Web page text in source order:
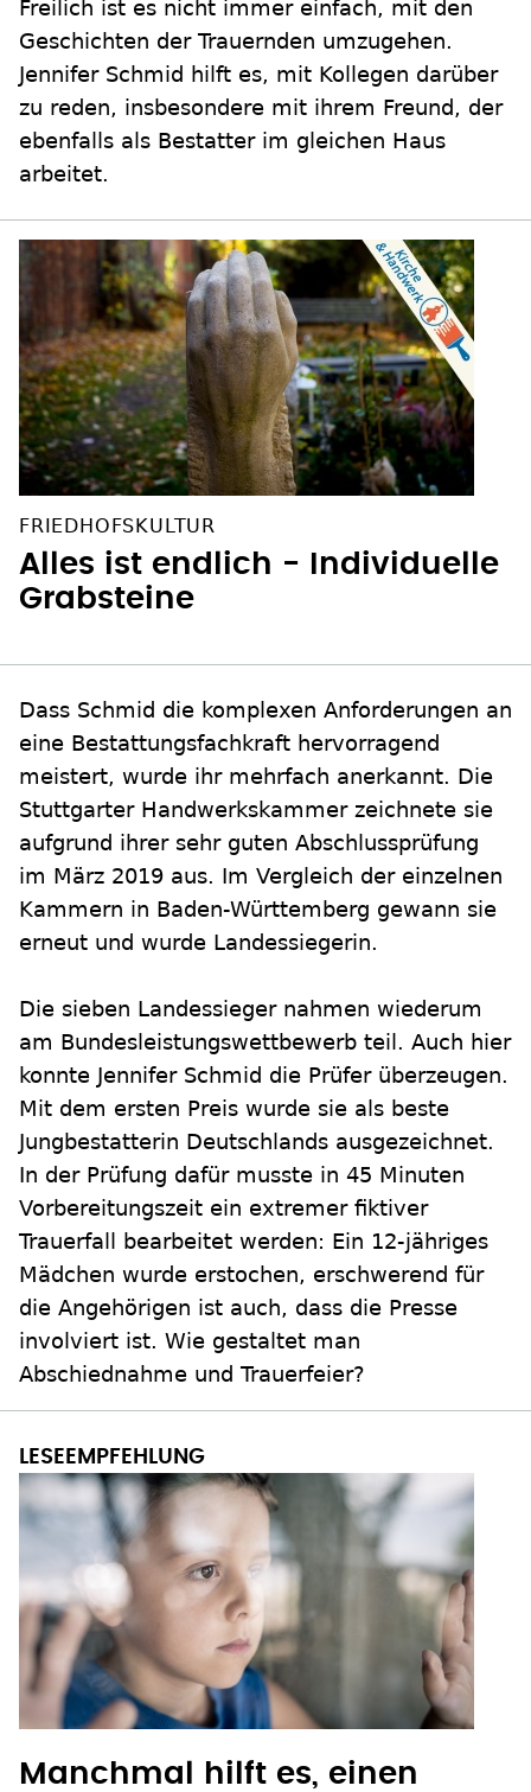
Freilich ist es nicht immer einfach, mit den
Geschichten der Trauernden umzugehen.
Jennifer Schmid hilft es, mit Kollegen darüber
zu reden, insbesondere mit ihrem Freund, der
ebenfalls als Bestatter im gleichen Haus
arbeitet.
FRIEDHOFSKULTUR
Alles ist endlich - Individuelle
Grabsteine
Dass Schmid die komplexen Anforderungen an
eine Bestattungsfachkraft hervorragend
meistert, wurde ihr mehrfach anerkannt. Die
Stuttgarter Handwerkskammer zeichnete sie
aufgrund ihrer sehr guten Abschlussprüfung
im März 2019 aus. Im Vergleich der einzelnen
Kammern in Baden-Württemberg gewann sie
erneut und wurde Landessiegerin.
Die sieben Landessieger nahmen wiederum
am Bundesleistungswettbewerb teil. Auch hier
konnte Jennifer Schmid die Prüfer überzeugen.
Mit dem ersten Preis wurde sie als beste
Jungbestatterin Deutschlands ausgezeichnet.
In der Prüfung dafür musste in 45 Minuten
Vorbereitungszeit ein extremer fiktiver
Trauerfall bearbeitet werden: Ein 12-jähriges
Mädchen wurde erstochen, erschwerend für
die Angehörigen ist auch, dass die Presse
involviert ist. Wie gestaltet man
Abschiednahme und Trauerfeier?
Manchmal hilft es, einen